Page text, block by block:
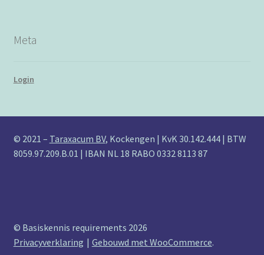
Meta
Login
© 2021 – Taraxacum BV, Kockengen | KvK 30.142.444 | BTW
8059.97.209.B.01 | IBAN NL 18 RABO 0332 8113 87
© Basiskennis requirements 2026
Privacyverklaring
Gebouwd met WooCommerce.